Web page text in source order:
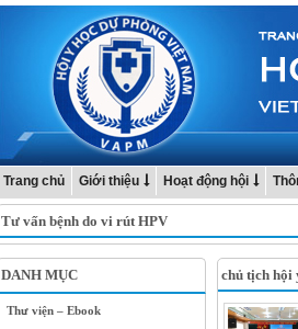
Trang chủ Giới thiệu Hoạt động hội
Tư vấn bệnh do vi rút HPV
DANH MỤC
Thư viện – Ebook
chủ tịch hội